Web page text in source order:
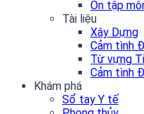
Ôn tập
Tài liệu
Xây Dựng
Cảm tình
Từ vựng
Cảm tình
Khám phá
Sổ tay Y tế